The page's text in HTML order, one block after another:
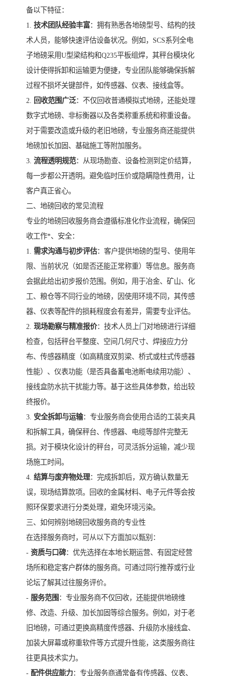
备以下特征：
1. 技术团队经验丰富：拥有熟悉各地磅型号、结构的技
术人员，能够快速评估设备状况。例如，SCS系列全电
子地磅采用U型梁结构和Q235平板组焊，其秤台模块化
设计使得拆卸和运输更为便捷，专业团队能够确保拆解
过程不损坏关键部件，如传感器、仪表、接线盒等。
2. 回收范围广泛：不仅回收普通模拟式地磅，还能处理
数字式地磅、非标衡器以及各类称重系统和称重设备。
对于需要改造或升级的老旧地磅，专业服务商还能提供
地磅加长加固、基础施工等附加服务。
3. 流程透明规范：从现场勘查、设备检测到定价结算，
每一步都公开透明。避免临时压价或隐瞒隐性费用，让
客户真正省心。
二、地磅回收的常见流程
专业的地磅回收服务商会遵循标准化作业流程，确保回
收工作*、安全：
1. 需求沟通与初步评估：客户提供地磅的型号、使用年
限、当前状况（如是否还能正常称重）等信息。服务商
会据此给出初步报价范围。例如，用于冶金、矿山、化
工、粮仓等不同行业的地磅，因使用环境不同，其传感
器、仪表等配件的损耗程度会有差异，需要专业评估。
2. 现场勘察与精准报价：技术人员上门对地磅进行详细
检查，包括秤台平整度、空间几何尺寸、焊接应力分
布、传感器精度（如高精度双剪梁、桥式或柱式传感器
性能）、仪表功能（是否具备蓄电池断电续用功能）、
接线盒防水抗干扰能力等。基于这些具体参数，给出较
终报价。
3. 安全拆卸与运输：专业服务商会使用合适的工装夹具
和拆解工具，确保秤台、传感器、电缆等部件完整无
损。对于模块化设计的秤台，可灵活拆分运输，减少现
场施工时间。
4. 结算与废弃物处理：完成拆卸后，双方确认数量无
误，现场结算款项。回收的金属材料、电子元件等会按
照环保要求进行分类处理，避免环境污染。
三、如何辨别地磅回收服务商的专业性
在选择服务商时，可从以下方面加以甄别：
- 资质与口碑：优先选择在本地长期运营、有固定经营
场所和稳定客户群体的服务商。可通过同行推荐或行业
论坛了解其过往服务评价。
- 服务范围 ：专业服务商不仅回收，还能提供地磅维
修、改造、升级、加长加固等综合服务。例如，对于老
旧地磅，可通过更换高精度传感器、升级防水接线盒、
加装大屏幕或称重软件等方式提升性能，这类服务商往
往更具技术实力。
- 配件供应能力：专业服务商通常备有传感器、仪表、